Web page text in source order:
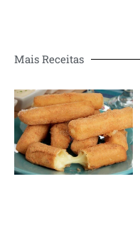
Mais Receitas